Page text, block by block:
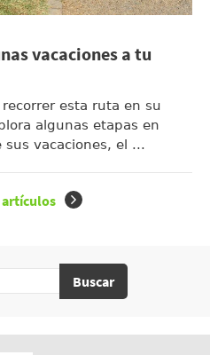
vacaciones a tu
esta ruta en su
algunas etapas en
vacaciones, el ...
artículos
Buscar